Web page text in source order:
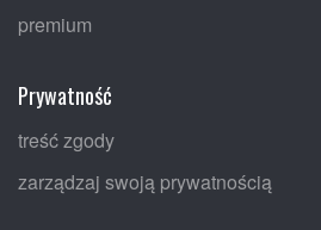
premium
Prywatność
treść zgody
zarządzaj swoją prywatnością